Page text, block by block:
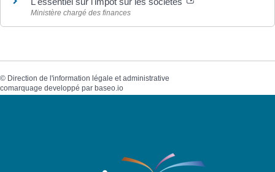
Ministère chargé des finances
© Direction de l'information légale et administrative
comarquage developpé par baseo.io